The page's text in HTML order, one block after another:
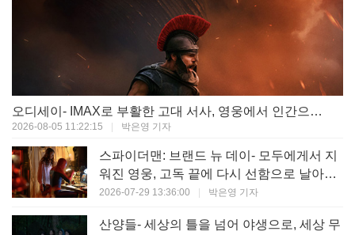
오디세이- IMAX로 부활한 고대 서사, 영웅에서 인간으로의 귀환 (오락성 9 | 작품성 9)
2026-08-05 11:22:15 박은영 기자
스파이더맨: 브랜드 뉴 데이- 모두에게서 지
워진 영웅, 고독 끝에 다시 선함으로 날아오
르다 (오락성 8 | 작품성 8)
2026-07-29 13:36:00 박은영 기자
산양들- 세상의 틀을 넘어 야생으로, 세상 무